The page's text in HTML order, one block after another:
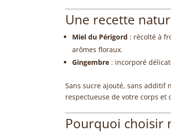
Une recette
Miel du Périgord : récolté à
arômes floraux.
Gingembre : incorporé
Sans sucre ajouté, sans additif
respectueuse de votre corps et
Pourquoi choisir